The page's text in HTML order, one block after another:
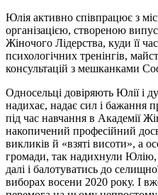
Юлія активно співпрацює з
організацією, створеною
Жіночого Лідерства, куди її
психологічних тренінгів,
консультацій з мешканками
Односельці довіряють Юлії і
надихає, надає сил і бажання
під час навчання в Академії
накопичений професійний
викликів й «взяті висоти», а
громади, так надихнули
далі і балотуватись до
виборах восени 2020 року. І